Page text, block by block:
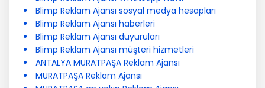
Blimp Reklam Ajansı sosyal medya hesapları
Blimp Reklam Ajansı haberleri
Blimp Reklam Ajansı duyuruları
Blimp Reklam Ajansı müşteri hizmetleri
ANTALYA MURATPAŞA Reklam Ajansı
MURATPAŞA Reklam Ajansı